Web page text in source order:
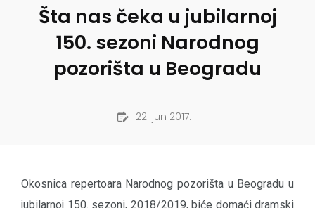
Šta nas čeka u jubilarnoj
150. sezoni Narodnog
pozorišta u Beogradu
22. jun 2017.
Okosnica repertoara Narodnog pozorišta u Beogradu u
jubilarnoj 150. sezoni, 2018/2019, biće domaći dramski